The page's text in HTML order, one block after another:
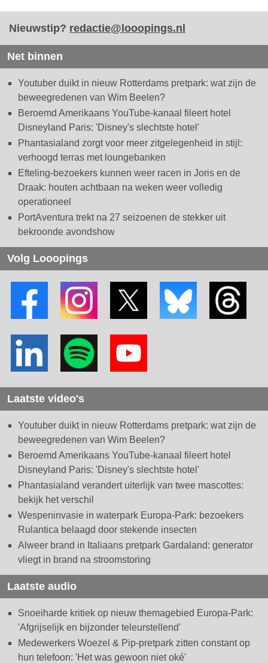
Nieuwstip? redactie@looopings.nl
Net binnen
Youtuber duikt in nieuw Rotterdams pretpark: wat zijn de
beweegredenen van Wim Beelen?
Beroemd Amerikaans YouTube-kanaal fileert hotel
Disneyland Paris: 'Disney's slechtste hotel'
Phantasialand zorgt voor meer zitgelegenheid in stijl:
verhoogd terras met loungebanken
Efteling-bezoekers kunnen weer racen in Joris en de
Draak: houten achtbaan na weken weer volledig
operationeel
PortAventura trekt na 27 seizoenen de stekker uit
bekroonde avondshow
Volg Looopings
Laatste video's
Youtuber duikt in nieuw Rotterdams pretpark: wat zijn de
beweegredenen van Wim Beelen?
Beroemd Amerikaans YouTube-kanaal fileert hotel
Disneyland Paris: 'Disney's slechtste hotel'
Phantasialand verandert uiterlijk van twee mascottes:
bekijk het verschil
Wespeninvasie in waterpark Europa-Park: bezoekers
Rulantica belaagd door stekende insecten
Alweer brand in Italiaans pretpark Gardaland: generator
vliegt in brand na stroomstoring
Laatste audio
Snoeiharde kritiek op nieuw themagebied Europa-Park:
'Afgrijselijk en bijzonder teleurstellend'
Medewerkers Woezel & Pip-pretpark zitten constant op
hun telefoon: 'Het was gewoon niet oké'